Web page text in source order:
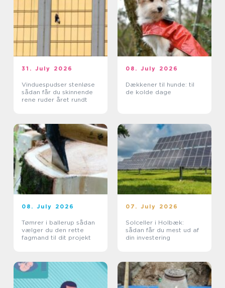
31. July 2026
Vinduespudser stenløse
sådan får du skinnende
rene ruder året rundt
08. July 2026
Dækkener til hunde: til
de kolde dage
08. July 2026
Tømrer i ballerup sådan
vælger du den rette
fagmand til dit projekt
07. July 2026
Solceller i Holbæk:
sådan får du mest ud af
din investering